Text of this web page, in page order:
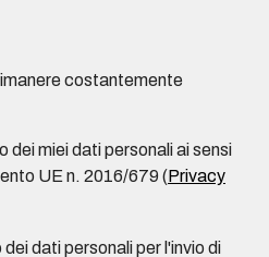
costantemente
miei dati personali ai sensi
UE n. 2016/679 (Privacy
dati personali per l'invio di